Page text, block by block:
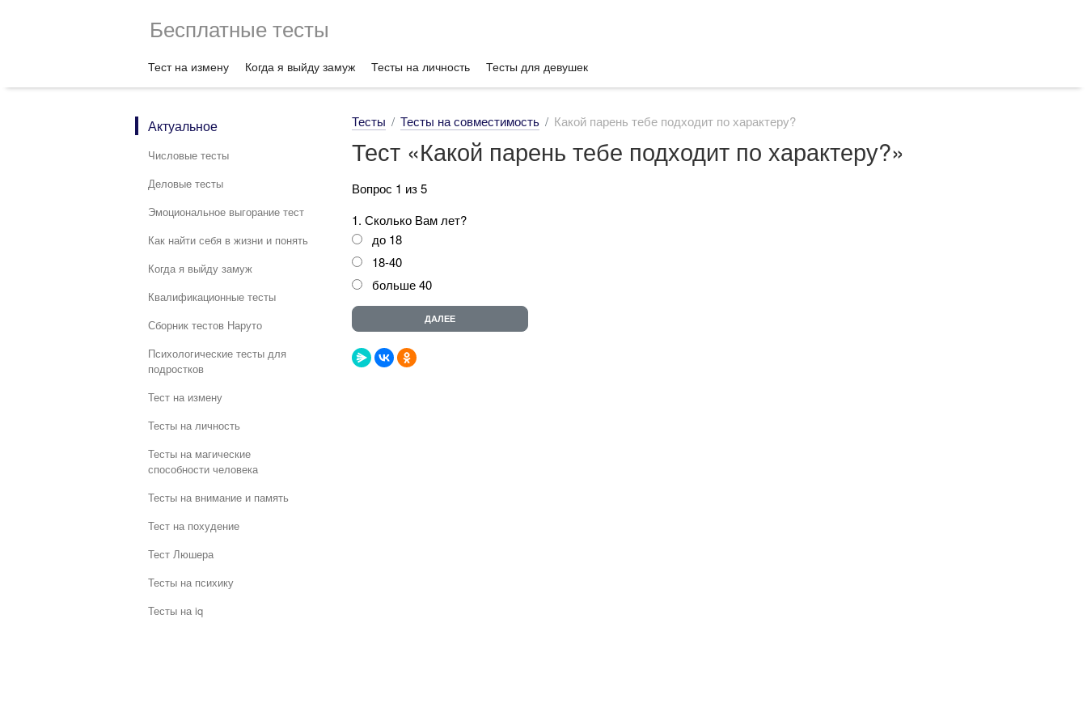
Бесплатные тесты
Тест на измену Когда я выйду замуж Тесты на личность Тесты для девушек
Актуальное
Числовые тесты
Деловые тесты
Эмоциональное выгорание тест
Как найти себя в жизни и понять
Когда я выйду замуж
Квалификационные тесты
Сборник тестов Наруто
Психологические тесты для
подростков
Тест на измену
Тесты на личность
Тесты на магические
способности человека
Тесты на внимание и память
Тест на похудение
Тест Люшера
Тесты на психику
Тесты на iq
Тесты Тесты на совместимость Какой парень тебе подходит по характеру?
Тест «Какой парень тебе подходит по характеру?»
Вопрос 1 из 5
1. Сколько Вам лет?
до 18
18-40
больше 40